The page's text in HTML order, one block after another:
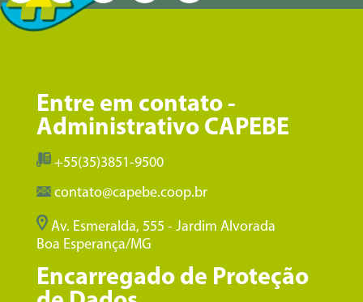
Entre em contato -
Administrativo CAPEBE
+55(35)3851-9500
contato@capebe.coop.br
Av. Esmeralda, 555 - Jardim Alvorada
Boa Esperança/MG
Encarregado de Proteção